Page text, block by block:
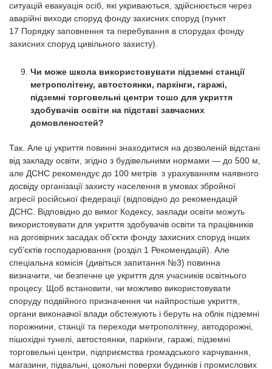
ситуацій евакуація осіб, які укриваються, здійснюється через
аварійні виходи споруд фонду захисних споруд (пункт
17 Порядку заповнення та перебування в спорудах фонду
захисних споруд цивільного захисту).
Чи може школа використовувати підземні станції
метрополітену, автостоянки, паркінги, гаражі,
підземні торговельні центри тошо для укриття
здобувачів освіти на підставі завчасних
домовленостей?
Так. Але ці укриття повинні знаходитися на дозволеній відстані
від закладу освіти, згідно з будівельними нормами — до 500 м,
але ДСНС рекомендує до 100 метрів з урахуванням наявного
досвіду організації захисту населення в умовах збройної
агресії російської федерації (відповідно до рекомендацій
ДСНС. Відповідно до вимог Кодексу, заклади освіти можуть
використовувати для укриття здобувачів освіти та працівників
на договірних засадах об’єкти фонду захисних споруд інших
суб’єктів господарювання (розділ 1 Рекомендацій). Але
спеціальна комісія (дивіться запитання №3) повинна
визначити, чи безпечне це укриття для учасників освітнього
процесу. Щоб встановити, чи можливо використовувати
споруду подвійного призначення чи найпростіше укриття,
органи виконавчої влади обстежують і беруть на облік підземні
порожнини, станції та переходи метрополітену, автодорожні,
пішохідні тунелі, автостоянки, паркінги, гаражі, підземні
торговельні центри, підприємства громадського харчування,
магазини, підвальні, цокольні поверхи будинків і промислових